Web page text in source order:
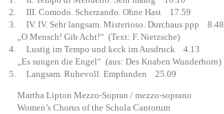
2. III. Comodo. Scherzando. Ohne Hast 17.59
3. IV. IV. Sehr langsam. Misterioso. Durchaus ppp 8.48
„O Mensch! Gib Acht!“ (Text: F. Nietzsche)
4. Lustig im Tempo und keck im Ausdruck 4.13
„Es sungen die Engel“ (aus: Des Knaben Wunderhorn)
5. Langsam. Ruhevoll. Empfunden 25.09
Martha Lipton Mezzo-Sopran / mezzo-soprano
Women’s Chorus of the Schola Cantorum